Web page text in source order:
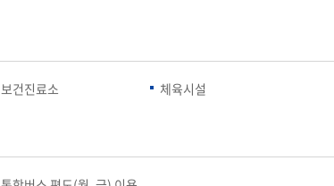
보건진료소
체육시설